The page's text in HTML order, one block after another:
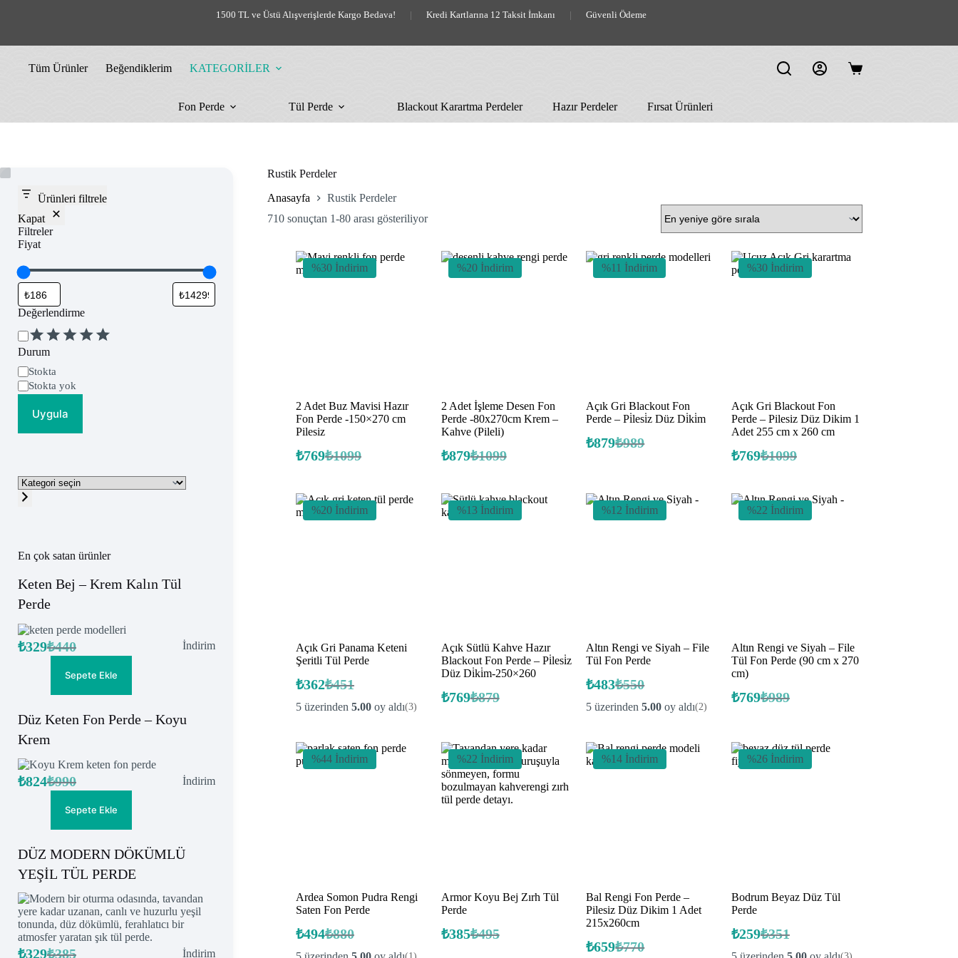
1500 TL ve Üstü Alışverişlerde Kargo Bedava! | Kredi Kartlarına 12 Taksit İmkanı | Güvenli Ödeme
Tüm Ürünler Beğendiklerim KATEGORİLER
Shopping
Fon Perde
Tül Perde Blackout Karartma Perdeler Hazır Perdeler Fırsat Ürünleri
Rustik Perdeler
Anasayfa
Rustik Perdeler
710 sonuçtan 1-80 arası gösteriliyorEn
sıralandı
%30 İndirim
2 Adet Buz Mavisi Hazır
Fon Perde -150×270 cm
Pilesiz
₺1099
Orijinal
₺769 Şu
₺769.
%20 İndirim
2 Adet İşleme Desen Fon
Perde -80x270cm Krem –
Kahve (Pileli)
₺1099
Orijinal
₺879 Şu
₺879.
%11 İndirim
Açık Gri Blackout Fon
Perde – Pi̇lesi̇z Düz Di̇ki̇m
₺989
Orijinal
₺879Şu
%30 İndirim
Açık Gri Blackout Fon
Perde – Pilesiz Düz Dikim 1
Adet 255 cm x 260 cm
₺1099
Orijinal
₺769 Şu
₺769.
%20 İndirim
Açık Gri Panama Keteni
Şeritli Tül Perde
₺451
Orijinal
fiyat:
₺362Şu
andaki
fiyat:
5 üzerinden 5.00oy aldı(3)
%13 İndirim
Açık Sütlü Kahve Hazır
Blackout Fon Perde – Pi̇lesi̇z
Düz Di̇ki̇m-250×260
₺879
Orijinal
₺769Şu
₺769.
%12 İndirim
Altın Rengi ve Siyah – File
Tül Fon Perde
₺550
Orijinal
fiyat:
₺483Şu
andaki
fiyat:
5 üzerinden5.00 oy aldı(2)
%22 İndirim
Altın Rengi ve Siyah – File
Tül Fon Perde (90 cm x 270
cm)
₺989
Orijinal
₺769Şu
₺769.
%44 İndirim
Ardea Somon Pudra Rengi
Saten Fon Perde
₺880
Orijinal
fiyat:
₺494Şu
andaki
%22 İndirim
Armor Koyu Bej Zırh Tül
Perde
₺495
Orijinal
₺385Şu
%14 İndirim
Bal Rengi Fon Perde –
Pilesiz Düz Dikim 1 Adet
215x260cm
₺770
Orijinal
₺659Şu
%26 İndirim
Bodrum Beyaz Düz Tül
Perde
₺351
Orijinal
fiyat:
₺259Şu
andaki
Ürünleri filtrele
Kapat
Filtreler
Fiyat
Değerlendirme
Değerlendirme
Durum
Uygunluk
Stokta
Stokta yok
Uygula
Kategori
seçin
En çok satan ürünler
Keten Bej – Krem Kalın Tül
Perde
İndirimİndirimdeki
₺440
Orijinal
₺440.
₺329Şu
fiyat:Sepete Ekle
Düz Keten Fon Perde – Koyu
Krem
İndirimİndirimdeki
₺990
Orijinal
₺990.
₺824Şu
fiyat:Sepete Ekle
DÜZ MODERN DÖKÜMLÜ
YEŞİL TÜL PERDE
İndirimİndirimdeki
₺385
₺329